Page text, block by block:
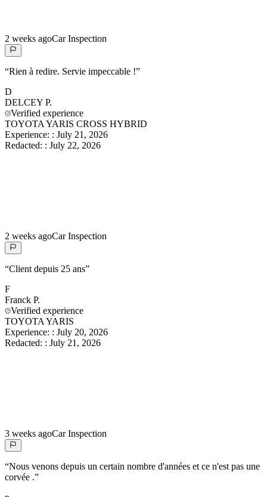
2 weeks agoCar Inspection
“Rien à redire. Servie impeccable !”
D
DELCEY P.
Verified experience
TOYOTA YARIS CROSS HYBRID
Experience: : July 21, 2026
Redacted: : July 22, 2026
2 weeks agoCar Inspection
“Client depuis 25 ans”
F
Franck P.
Verified experience
TOYOTA YARIS
Experience: : July 20, 2026
Redacted: : July 21, 2026
3 weeks agoCar Inspection
“Nous venons depuis un certain nombre d'années et ce n'est pas une
corvée .”